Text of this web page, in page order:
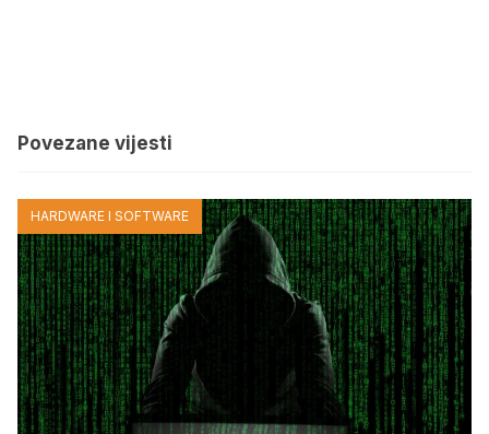
Povezane vijesti
HARDWARE I SOFTWARE